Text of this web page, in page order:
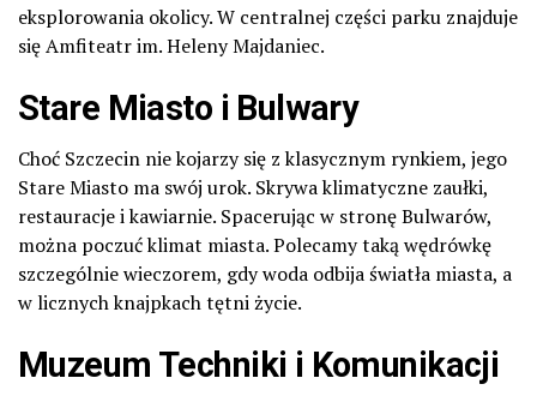
eksplorowania okolicy. W centralnej części parku znajduje
się Amfiteatr im. Heleny Majdaniec.
Stare Miasto i Bulwary
Choć Szczecin nie kojarzy się z klasycznym rynkiem, jego
Stare Miasto ma swój urok. Skrywa klimatyczne zaułki,
restauracje i kawiarnie. Spacerując w stronę Bulwarów,
można poczuć klimat miasta. Polecamy taką wędrówkę
szczególnie wieczorem, gdy woda odbija światła miasta, a
w licznych knajpkach tętni życie.
Muzeum Techniki i Komunikacji